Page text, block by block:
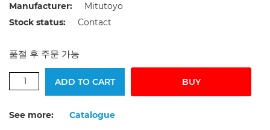
Manufacturer:
Mitutoyo
Stock status:
Contact
품절 후 주문 가능
ADD TO CART BUY
See more: Catalogue